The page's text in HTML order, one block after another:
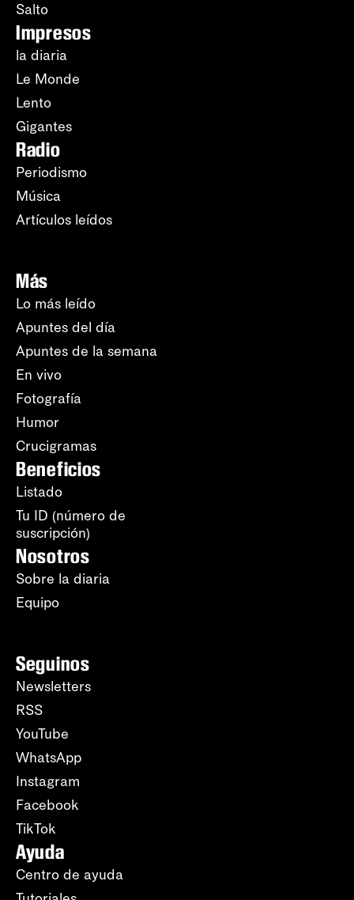
Salto
Impresos
la diaria
Le Monde
Lento
Gigantes
Radio
Periodismo
Música
Artículos leídos
Más
Lo más leído
Apuntes del día
Apuntes de la semana
En vivo
Fotografía
Humor
Crucigramas
Beneficios
Listado
Tu ID (número de
suscripción)
Nosotros
Sobre la diaria
Equipo
Seguinos
Newsletters
RSS
YouTube
WhatsApp
Instagram
Facebook
TikTok
Ayuda
Centro de ayuda